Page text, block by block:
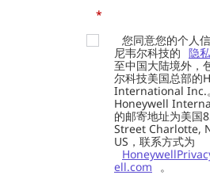
*
您同意您的个人
尼韦尔科技的 隐
至中国大陆境外，
尔科技美国总部的
International Inc.。
Honeywell
的邮寄地址为美国
Street Charlotte,
US，联系方式为
ell.com
。